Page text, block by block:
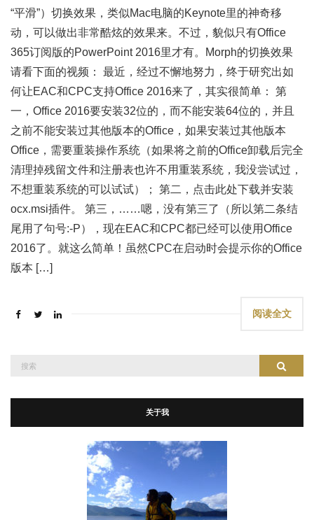
“平滑”）切换效果，类似Mac电脑的Keynote里的神奇移
动，可以做出非常酷炫的效果来。不过，貌似只有Office
365订阅版的PowerPoint 2016里才有。Morph的切换效果
请看下面的视频： 最近，经过不懈地努力，终于研究出如
何让EAC和CPC支持Office 2016来了，其实很简单： 第
一，Office 2016要安装32位的，而不能安装64位的，并且
之前不能安装过其他版本的Office，如果安装过其他版本
Office，需要重装操作系统（如果将之前的Office卸载后完全
清理掉残留文件和注册表也许不用重装系统，我没尝试过，
不想重装系统的可以试试）； 第二，点击此处下载并安装
ocx.msi插件。 第三，……嗯，没有第三了（所以第二条结
尾用了句号:-P），现在EAC和CPC都已经可以使用Office
2016了。就这么简单！虽然CPC在启动时会提示你的Office
版本 […]
阅读全文
搜索
关于我